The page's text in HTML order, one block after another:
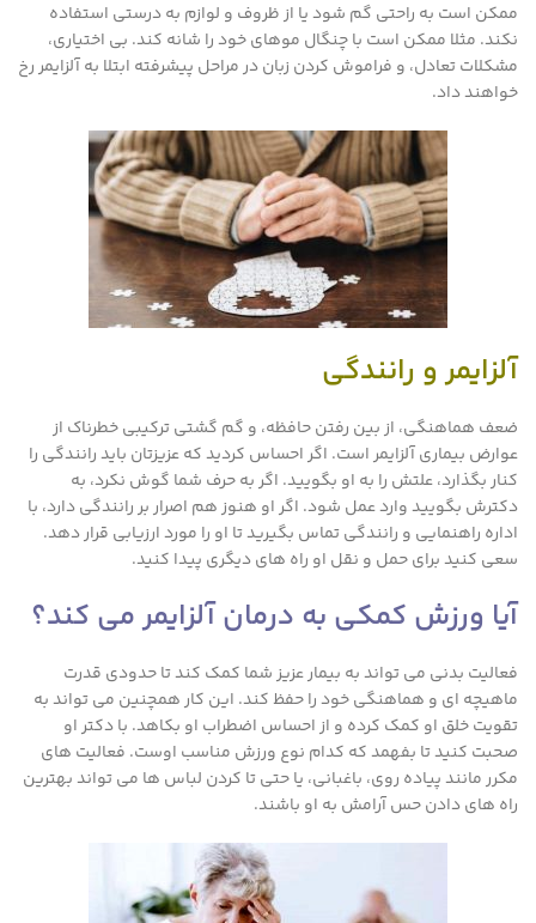
ممکن است به راحتی گم شود یا از ظروف و لوازم به درستی استفاده
نکند. مثلا ممکن است با چنگال موهای خود را شانه کند. بی اختیاری،
مشکلات تعادل، و فراموش کردن زبان در مراحل پیشرفته ابتلا به آلزایمر رخ
خواهند داد.
آلزایمر و رانندگی
ضعف هماهنگی، از بین رفتن حافظه، و گم گشتی ترکیبی خطرناک از
عوارض بیماری آلزایمر است. اگر احساس کردید که عزیزتان باید رانندگی را
کنار بگذارد، علتش را به او بگویید. اگر به حرف شما گوش نکرد، به
دکترش بگویید وارد عمل شود. اگر او هنوز هم اصرار بر رانندگی دارد، با
اداره راهنمایی و رانندگی تماس بگیرید تا او را مورد ارزیابی قرار دهد.
سعی کنید برای حمل و نقل او راه های دیگری پیدا کنید.
آیا ورزش کمکی به درمان آلزایمر می کند؟
فعالیت بدنی می تواند به بیمار عزیز شما کمک کند تا حدودی قدرت
ماهیچه ای و هماهنگی خود را حفظ کند. این کار همچنین می تواند به
تقویت خلق او کمک کرده و از احساس اضطراب او بکاهد. با دکتر او
صحبت کنید تا بفهمد که کدام نوع ورزش مناسب اوست. فعالیت های
مکرر مانند پیاده روی، باغبانی، یا حتی تا کردن لباس ها می تواند بهترین
راه های دادن حس آرامش به او باشند.